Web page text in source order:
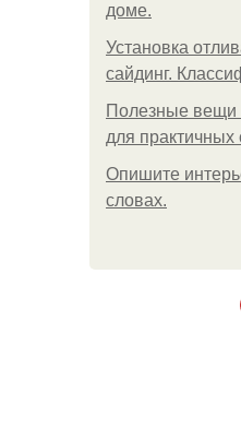
доме.
Установка
сайдинг.
Полезные вещи
для практичных
Опишите
словах.